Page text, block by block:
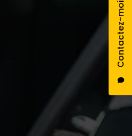
Contactez-moi